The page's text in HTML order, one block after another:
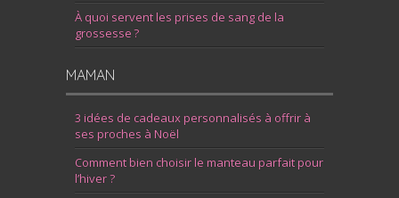
À quoi servent les prises de sang de la
grossesse ?
MAMAN
3 idées de cadeaux personnalisés à offrir à
ses proches à Noël
Comment bien choisir le manteau parfait pour
l’hiver ?